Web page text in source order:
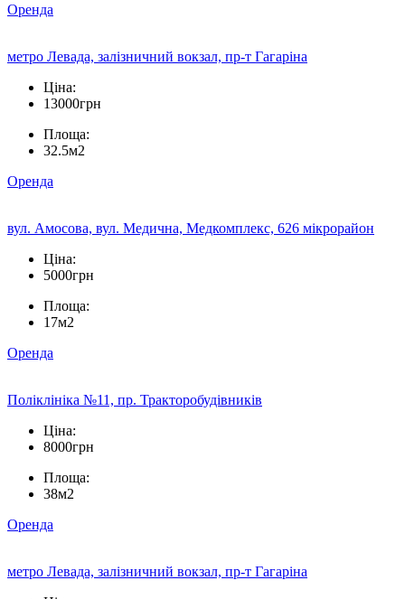
Оренда
метро Левада, залізничний вокзал, пр-т Гагаріна
Ціна:
13000грн
Площа:
32.5м2
Оренда
вул. Амосова, вул. Медична, Медкомплекс, 626 мікрорайон
Ціна:
5000грн
Площа:
17м2
Оренда
Поліклініка №11, пр. Тракторобудівників
Ціна:
8000грн
Площа:
38м2
Оренда
метро Левада, залізничний вокзал, пр-т Гагаріна